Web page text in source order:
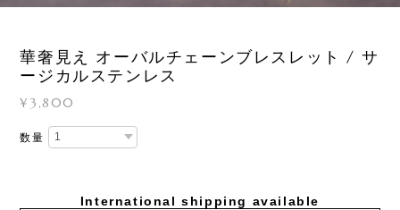
華奢見え オーバルチェーンブレスレット / サ
ージカルステンレス
¥3,800
数量
International shipping available